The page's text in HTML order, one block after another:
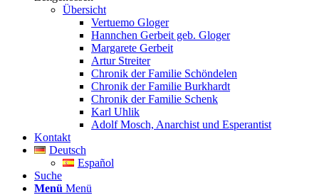
Übersicht
Vertuemo Gloger
Hannchen Gerbeit geb. Gloger
Margarete Gerbeit
Artur Streiter
Chronik der Familie Schöndelen
Chronik der Familie Burkhardt
Chronik der Familie Schenk
Karl Uhlik
Adolf Mosch, Anarchist und Esperantist
Kontakt
Deutsch
Español
Suche
Menü Menü